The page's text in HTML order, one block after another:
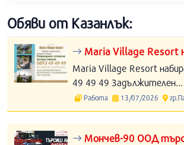
Обяви от Казанлък:
Maria Village Resort
Maria Village Resort
49 49 49 Задължителен...
Работа 13/07/2026
Мончев-90 ООД